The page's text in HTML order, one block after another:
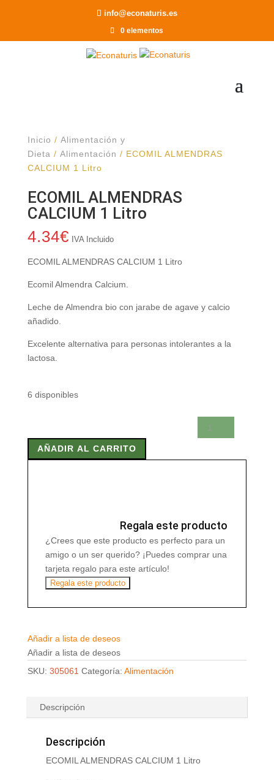
info@econaturis.es
0 elementos
Inicio / Alimentación y
Dieta / Alimentación / ECOMIL ALMENDRAS
CALCIUM 1 Litro
ECOMIL ALMENDRAS
CALCIUM 1 Litro
4.34€ IVA Incluido
ECOMIL ALMENDRAS CALCIUM 1 Litro
Ecomil Almendra Calcium.
Leche de Almendra bio con jarabe de agave y calcio
añadido.
Excelente alternativa para personas intolerantes a la
lactosa.
6 disponibles
ALMENDRAS
CALCIUM
AÑADIR AL CARRITO
Regala este producto
¿Crees que este producto es perfecto para un
amigo o un ser querido? ¡Puedes comprar una
tarjeta regalo para este artículo!
Regala este producto
Añadir a lista de deseos
Añadir a lista de deseos
SKU: 305061 Categoría: Alimentación
Descripción
Descripción
ECOMIL ALMENDRAS CALCIUM 1 Litro